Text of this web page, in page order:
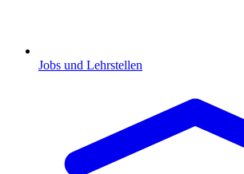
Jobs und Lehrstellen